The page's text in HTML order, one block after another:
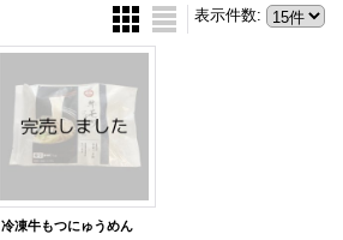
表示件数:
冷凍牛もつにゅうめん